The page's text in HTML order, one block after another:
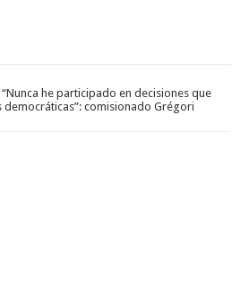
“Nunca he participado en decisiones que
comisionado Grégori